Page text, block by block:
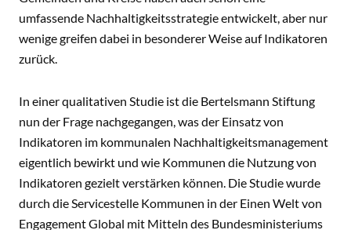
umfassende Nachhaltigkeitsstrategie entwickelt, aber nur
wenige greifen dabei in besonderer Weise auf Indikatoren
zurück.
In einer qualitativen Studie ist die Bertelsmann Stiftung
nun der Frage nachgegangen, was der Einsatz von
Indikatoren im kommunalen Nachhaltigkeitsmanagement
eigentlich bewirkt und wie Kommunen die Nutzung von
Indikatoren gezielt verstärken können. Die Studie wurde
durch die Servicestelle Kommunen in der Einen Welt von
Engagement Global mit Mitteln des Bundesministeriums